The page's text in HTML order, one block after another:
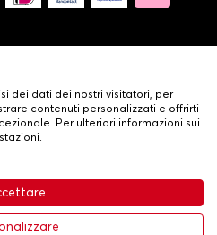
Aggiungi al carrello
•
•Livraison
dei dati dei nostri visitatori, per
contenuti personalizzati e offrirti
Per ulteriori informazioni sui